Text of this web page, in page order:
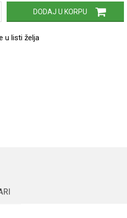
DODAJ U KORPU
u listi želja